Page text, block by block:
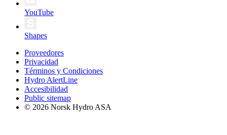
YouTube
Shapes
Proveedores
Privacidad
Términos y Condiciones
Hydro AlertLine
Accesibilidad
Public sitemap
© 2026 Norsk Hydro ASA